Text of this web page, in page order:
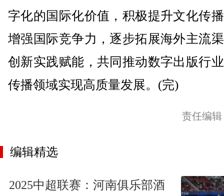
字化的国际化价值，积极提升文化传
增强国际竞争力，逐步拓展海外主流
创新实践赋能，共同推动数字出版行
传播领域实现高质量发展。(完)
责任编
编辑精选
2025中超联赛：河南俱乐部酒